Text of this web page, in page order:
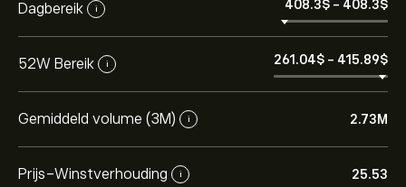
Dagbereik i 408.3‎$‎ - 408.3‎$‎
52W Bereik i 261.04‎$‎ - 415.89‎$‎
Gemiddeld volume (3M) i 2.73M
Prijs-Winstverhouding i 25.53